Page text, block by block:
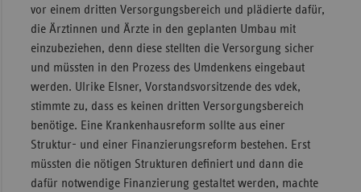
vor einem dritten Versorgungsbereich und plädierte dafür,
die Ärztinnen und Ärzte in den geplanten Umbau mit
einzubeziehen, denn diese stellten die Versorgung sicher
und müssten in den Prozess des Umdenkens eingebaut
werden. Ulrike Elsner, Vorstandsvorsitzende des vdek,
stimmte zu, dass es keinen dritten Versorgungsbereich
benötige. Eine Krankenhausreform sollte aus einer
Struktur- und einer Finanzierungsreform bestehen. Erst
müssten die nötigen Strukturen definiert und dann die
dafür notwendige Finanzierung gestaltet werden, machte